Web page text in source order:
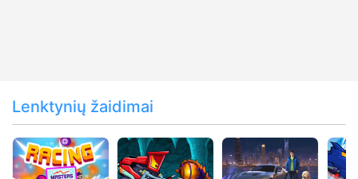
Lenktynių žaidimai